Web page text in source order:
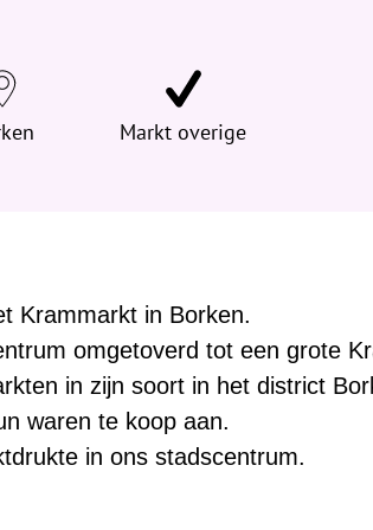
Markt overige
Krammarkt in Borken.
omgetoverd tot een grote
in zijn soort in het district
waren te koop aan.
in ons stadscentrum.